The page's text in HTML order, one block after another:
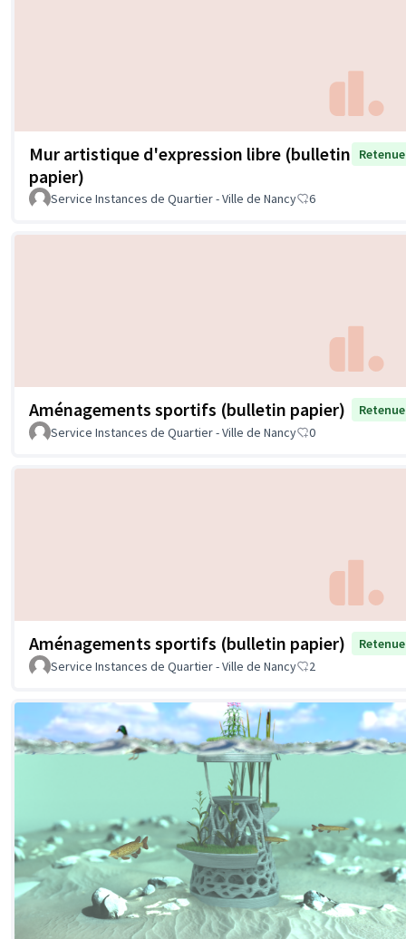
Mur artistique d'expression libre (bulletin
papier)
Retenue
Service Instances de Quartier - Ville de Nancy 6
Aménagements sportifs (bulletin papier)
Retenue
Service Instances de Quartier - Ville de Nancy
0
Aménagements sportifs (bulletin papier)
Retenue
Service Instances de Quartier - Ville de Nancy
2